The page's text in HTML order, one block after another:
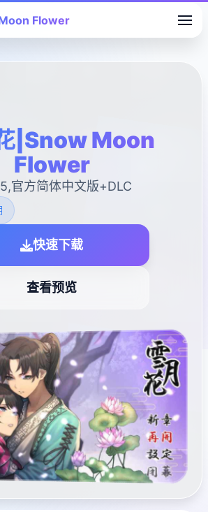
Flower
|Snow Moon
Flower
官方简体中文版+DLC
快速下载
查看预览